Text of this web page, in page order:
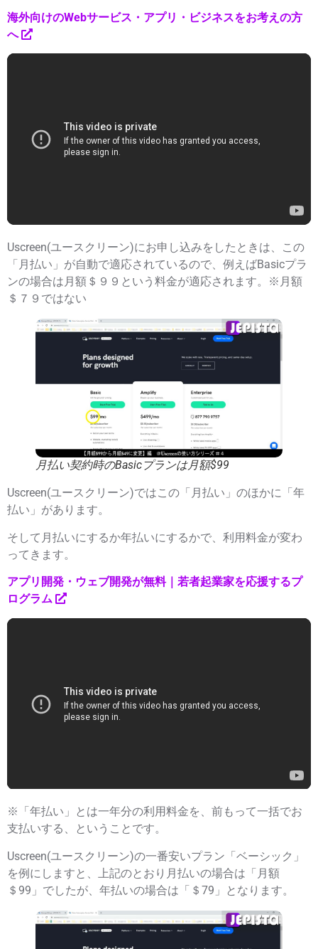
海外向けのWebサービス・アプリ・ビジネスをお考えの方
へ
Uscreen(ユースクリーン)にお申し込みをしたときは、この
「月払い」が自動で適応されているので、例えばBasicプラ
ンの場合は月額＄９９という料金が適応されます。※月額
＄７９ではない
月払い契約時のBasicプランは月額$99
Uscreen(ユースクリーン)ではこの「月払い」のほかに「年
払い」があります。
そして月払いにするか年払いにするかで、利用料金が変わ
ってきます。
アプリ開発・ウェブ開発が無料｜若者起業家を応援するプ
ログラム
※「年払い」とは一年分の利用料金を、前もって一括でお
支払いする、ということです。
Uscreen(ユースクリーン)の一番安いプラン「ベーシック」
を例にしますと、上記のとおり月払いの場合は「月額
＄99」でしたが、年払いの場合は「＄79」となります。